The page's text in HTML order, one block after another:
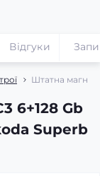
Штатна
6+128 Gb
Superb
Відгуки